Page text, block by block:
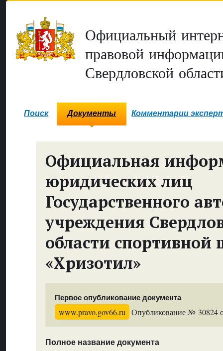
Официальный
правовой
Свердловской
Поиск Документы Комментарии
Официальная
юридических лиц
Государственного
учреждения
области спортивной
«Хризотил»
Первое опубликование документа
www.pravo.gov66.ru Опубликование № 30824
Полное название документа